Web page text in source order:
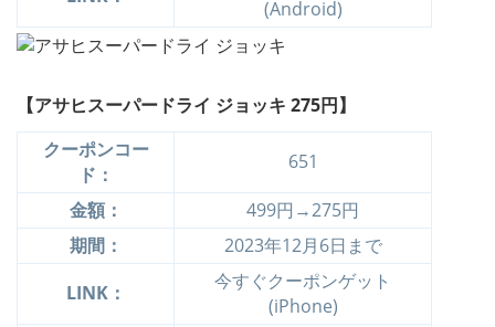
(Android)
【アサヒスーパードライ ジョッキ 275円】
クーポンコー
ド：
651
金額：
499円→275円
期間：
2023年12月6日まで
LINK：
今すぐクーポンゲット
(iPhone)